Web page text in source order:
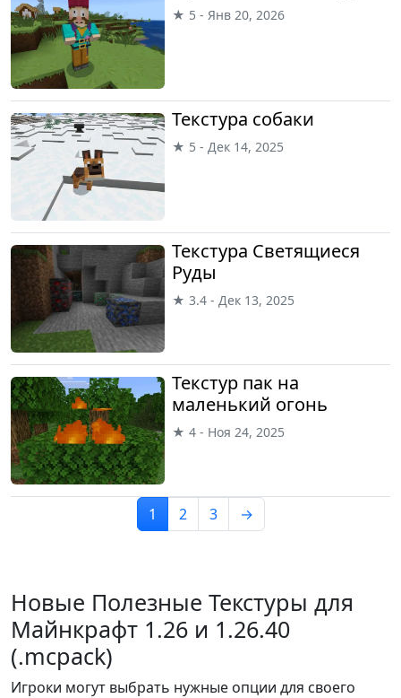
★ 5 - Янв 20, 2026
Текстура собаки
★ 5 - Дек 14, 2025
Текстура Светящиеся
Руды
★ 3.4 - Дек 13, 2025
Текстур пак на
маленький огонь
★ 4 - Ноя 24, 2025
1 2 3 →
Новые Полезные Текстуры для
Майнкрафт 1.26 и 1.26.40
(.mcpack)
Игроки могут выбрать нужные опции для своего